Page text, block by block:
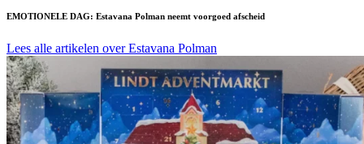
EMOTIONELE DAG: Estavana Polman neemt voorgoed afscheid
Lees alle artikelen over Estavana Polman